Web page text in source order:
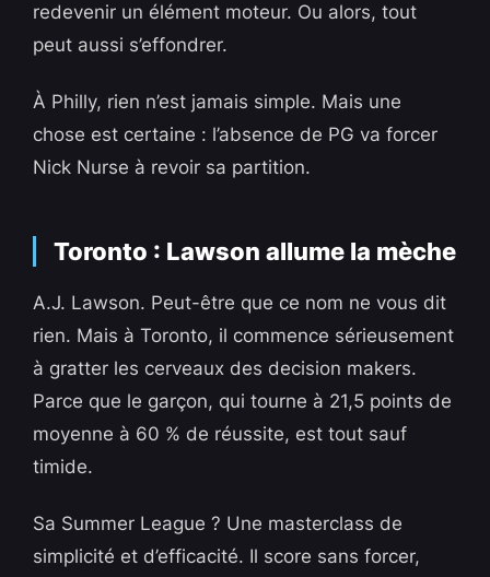
redevenir un élément moteur. Ou alors, tout
peut aussi s’effondrer.
À Philly, rien n’est jamais simple. Mais une
chose est certaine : l’absence de PG va forcer
Nick Nurse à revoir sa partition.
Toronto : Lawson allume la mèche
A.J. Lawson. Peut-être que ce nom ne vous dit
rien. Mais à Toronto, il commence sérieusement
à gratter les cerveaux des decision makers.
Parce que le garçon, qui tourne à 21,5 points de
moyenne à 60 % de réussite, est tout sauf
timide.
Sa Summer League ? Une masterclass de
simplicité et d’efficacité. Il score sans forcer,